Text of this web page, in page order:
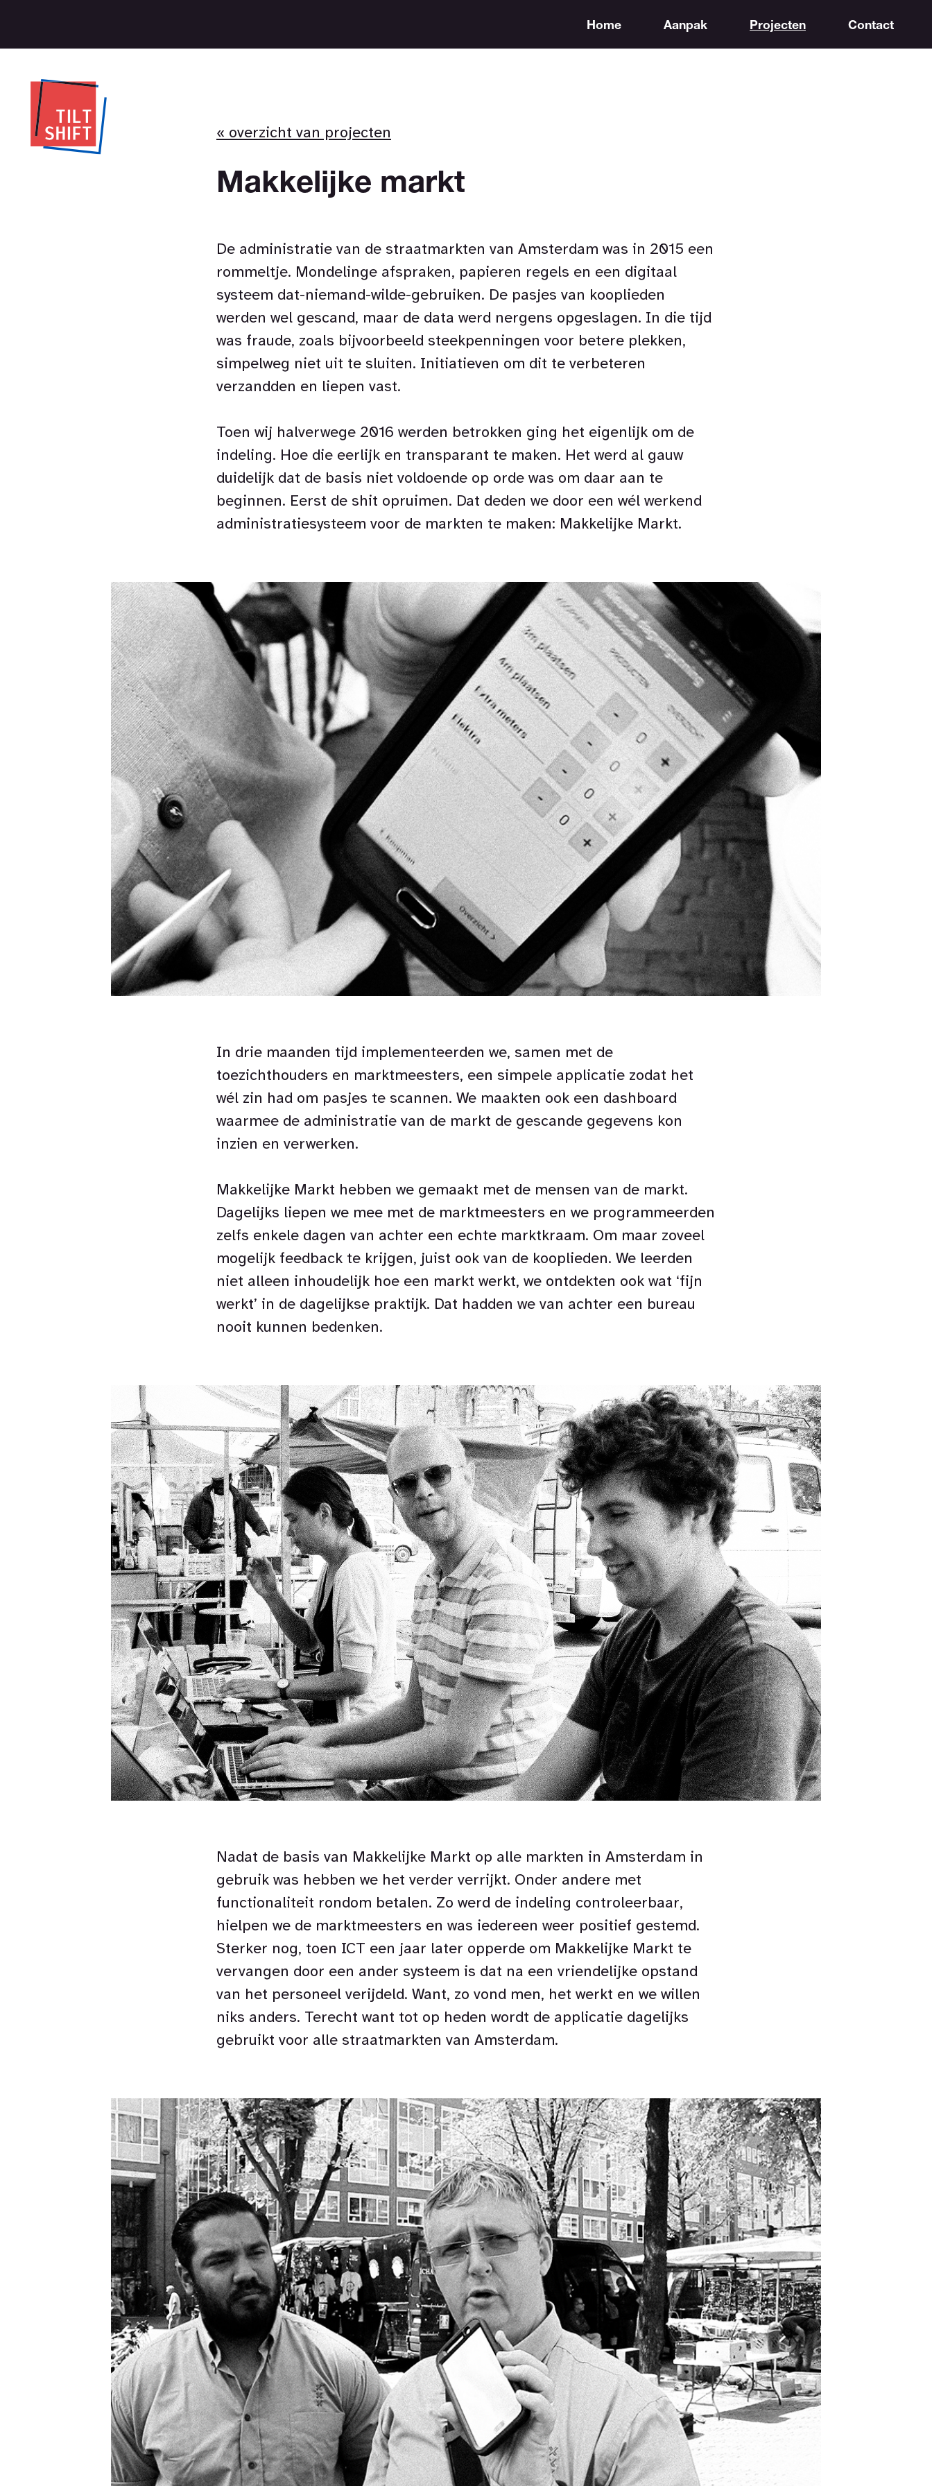
Home Aanpak Projecten Contact
« overzicht van projecten
Makkelijke markt
De administratie van de straatmarkten van Amsterdam was in 2015 een
rommeltje. Mondelinge afspraken, papieren regels en een digitaal
systeem dat-niemand-wilde-gebruiken. De pasjes van kooplieden
werden wel gescand, maar de data werd nergens opgeslagen. In die tijd
was fraude, zoals bijvoorbeeld steekpenningen voor betere plekken,
simpelweg niet uit te sluiten. Initiatieven om dit te verbeteren
verzandden en liepen vast.
Toen wij halverwege 2016 werden betrokken ging het eigenlijk om de
indeling. Hoe die eerlijk en transparant te maken. Het werd al gauw
duidelijk dat de basis niet voldoende op orde was om daar aan te
beginnen. Eerst de shit opruimen. Dat deden we door een wél werkend
administratiesysteem voor de markten te maken: Makkelijke Markt.
In drie maanden tijd implementeerden we, samen met de
toezichthouders en marktmeesters, een simpele applicatie zodat het
wél zin had om pasjes te scannen. We maakten ook een dashboard
waarmee de administratie van de markt de gescande gegevens kon
inzien en verwerken.
Makkelijke Markt hebben we gemaakt met de mensen van de markt.
Dagelijks liepen we mee met de marktmeesters en we programmeerden
zelfs enkele dagen van achter een echte marktkraam. Om maar zoveel
mogelijk feedback te krijgen, juist ook van de kooplieden. We leerden
niet alleen inhoudelijk hoe een markt werkt, we ontdekten ook wat ‘fijn
werkt’ in de dagelijkse praktijk. Dat hadden we van achter een bureau
nooit kunnen bedenken.
Nadat de basis van Makkelijke Markt op alle markten in Amsterdam in
gebruik was hebben we het verder verrijkt. Onder andere met
functionaliteit rondom betalen. Zo werd de indeling controleerbaar,
hielpen we de marktmeesters en was iedereen weer positief gestemd.
Sterker nog, toen ICT een jaar later opperde om Makkelijke Markt te
vervangen door een ander systeem is dat na een vriendelijke opstand
van het personeel verijdeld. Want, zo vond men, het werkt en we willen
niks anders. Terecht want tot op heden wordt de applicatie dagelijks
gebruikt voor alle straatmarkten van Amsterdam.